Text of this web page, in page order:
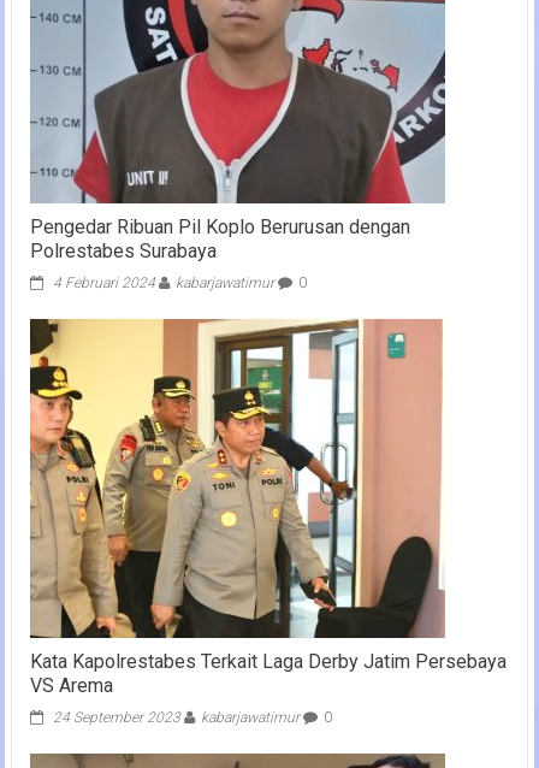
Pengedar Ribuan Pil Koplo Berurusan dengan
Polrestabes Surabaya
4 Februari 2024 kabarjawatimur 0
Kata Kapolrestabes Terkait Laga Derby Jatim Persebaya
VS Arema
24 September 2023 kabarjawatimur 0